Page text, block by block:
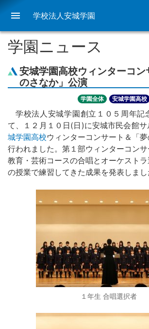
menu 学校法人安城学園
学園ニュース
安城学園高校ウィンターコン
のさなか」公演
学園全体 安城学園高校
学校法人安城学園創立１０５周年記
て、１２月１０日(日)に安城市民会館
城学園高校ウィンターコンサート＆「
行われました。第１部ウィンターコン
教育・芸術コースの合唱とオーケスト
の授業で練習してきた成果を発表しまし
１年生 合唱選択者